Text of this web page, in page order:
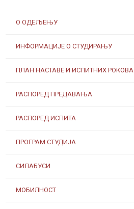
О ОДЕЉЕЊУ
ИНФОРМАЦИЈЕ О СТУДИРАЊУ
ПЛАН НАСТАВЕ И ИСПИТНИХ РОКОВА
РАСПОРЕД ПРЕДАВАЊА
РАСПОРЕД ИСПИТА
ПРОГРАМ СТУДИЈА
СИЛАБУСИ
МОБИЛНОСТ